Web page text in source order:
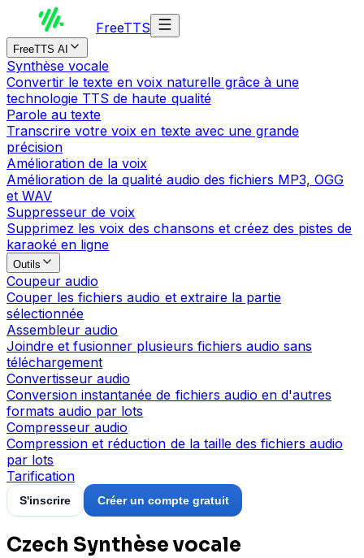
FreeTTS
FreeTTS AI
Synthèse vocale
Convertir le texte en voix naturelle grâce à une
technologie TTS de haute qualité
Parole au texte
Transcrire votre voix en texte avec une grande
précision
Amélioration de la voix
Amélioration de la qualité audio des fichiers MP3, OGG
et WAV
Suppresseur de voix
Supprimez les voix des chansons et créez des pistes de
karaoké en ligne
Outils
Coupeur audio
Couper les fichiers audio et extraire la partie
sélectionnée
Assembleur audio
Joindre et fusionner plusieurs fichiers audio sans
téléchargement
Convertisseur audio
Conversion instantanée de fichiers audio en d'autres
formats audio par lots
Compresseur audio
Compression et réduction de la taille des fichiers audio
par lots
Tarification
S'inscrire Créer un compte gratuit
Czech Synthèse vocale